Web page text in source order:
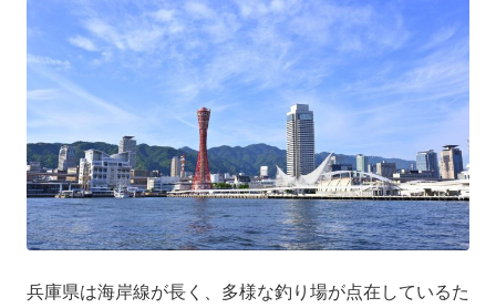
兵庫県は海岸線が長く、多様な釣り場が点在しているた